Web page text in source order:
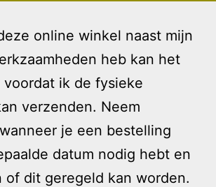
online winkel naast mijn
heb kan het
voordat ik de fysieke
verzenden. Neem
je een bestelling
datum nodig hebt en
of dit geregeld kan worden.